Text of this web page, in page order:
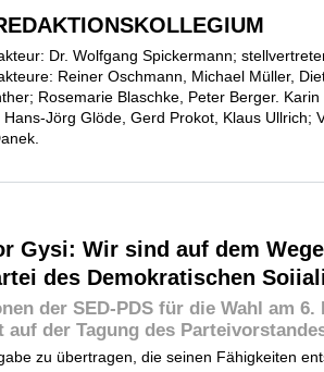
Dr. Wolfgang Spickermann;
Reiner Oschmann, Michael Müller,
Rosemarie Blaschke, Peter Berger.
Hans-Jörg Glöde, Gerd Prokot, Klaus Ullrich;
Gysi: Wir sind auf dem
des Demokratischen
der SED-PDS für die Wahl am 6.
auf der Tagung des
zu übertragen, die seinen Fähigkeiten